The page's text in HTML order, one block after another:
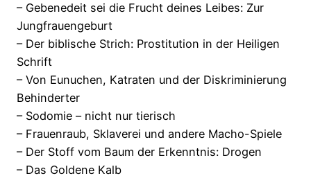
– Gebenedeit sei die Frucht deines Leibes: Zur
Jungfrauengeburt
– Der biblische Strich: Prostitution in der Heiligen
Schrift
– Von Eunuchen, Katraten und der Diskriminierung
Behinderter
– Sodomie – nicht nur tierisch
– Frauenraub, Sklaverei und andere Macho-Spiele
– Der Stoff vom Baum der Erkenntnis: Drogen
– Das Goldene Kalb